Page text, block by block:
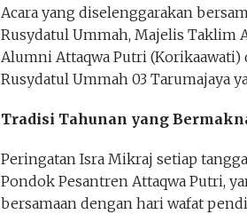
Acara yang diselenggarakan
Rusydatul Ummah, Majelis Taklim
Alumni Attaqwa Putri
Rusydatul Ummah 03 Tarumajaya
Tradisi Tahunan yang
Peringatan Isra Mikraj setiap
Pondok Pesantren Attaqwa Putri,
bersamaan dengan hari wafat